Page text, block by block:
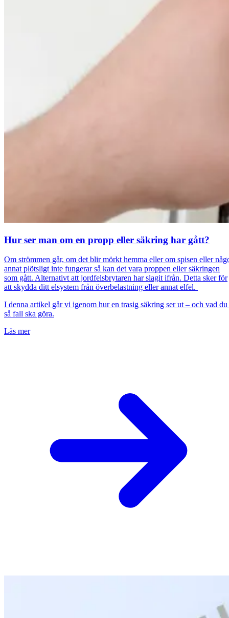
Hur ser man om en propp eller säkring har gått?
Om strömmen går, om det blir mörkt hemma eller om spisen eller
annat plötsligt inte fungerar så kan det vara proppen eller säkringen
som gått. Alternativt att jordfelsbrytaren har slagit ifrån. Detta sker för
att skydda ditt elsystem från överbelastning eller annat elfel.
I denna artikel går vi igenom hur en trasig säkring ser ut – och vad
så fall ska göra.
Läs mer